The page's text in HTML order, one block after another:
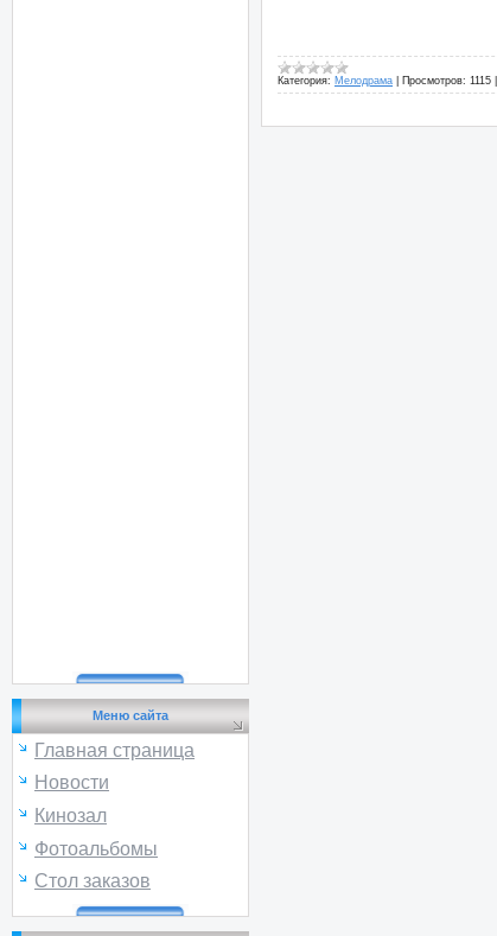
Меню сайта
Главная страница
Новости
Кинозал
Фотоальбомы
Стол заказов
Категория: Мелодрама Просмотров: 1115